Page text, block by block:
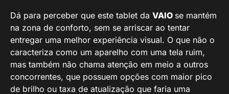
Dá para perceber que este tablet da VAIO se mantém
na zona de conforto, sem se arriscar ao tentar
entregar uma melhor experiência visual. O que não o
caracteriza como um aparelho com uma tela ruim,
mas também não chama atenção em meio a outros
concorrentes, que possuem opções com maior pico
de brilho ou taxa de atualização que faria uma